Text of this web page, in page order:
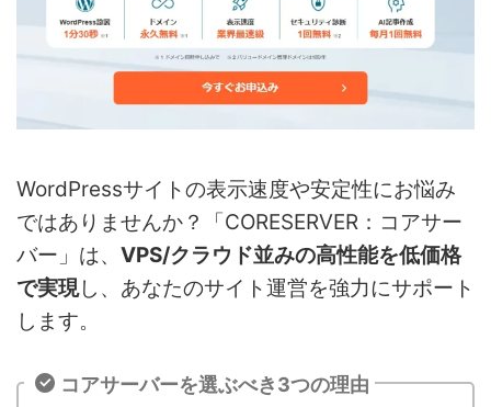
WordPressサイトの表示速度や安定性にお悩み
ではありませんか？「CORESERVER：コアサー
バー」は、 VPS/クラウド並みの高性能を低価格
で実現し、あなたのサイト運営を強力にサポート
します。
コアサーバーを選ぶべき3つの理由